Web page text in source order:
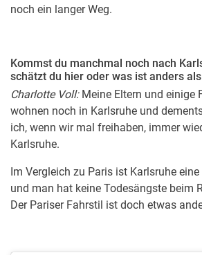
noch ein langer Weg.
Kommst du manchmal noch nach
schätzt du hier oder was ist anders
Charlotte Voll:Meine Eltern und einige
wohnen noch in Karlsruhe und
ich, wenn wir mal freihaben, immer
Karlsruhe.
Im Vergleich zu Paris ist Karlsruhe
und man hat keine Todesängste beim
Der Pariser Fahrstil ist doch etwas